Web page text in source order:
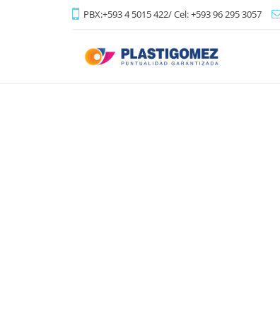
PBX:+593 4 5015 422/ Cel: +593 96 295 3057